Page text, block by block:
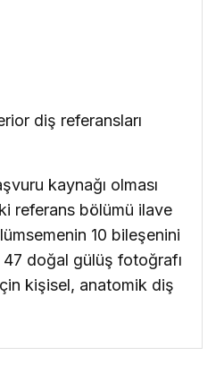
diş referansları
kaynağı olması
referans bölümü ilave
10 bileşenini
doğal gülüş fotoğrafı
kişisel, anatomik diş